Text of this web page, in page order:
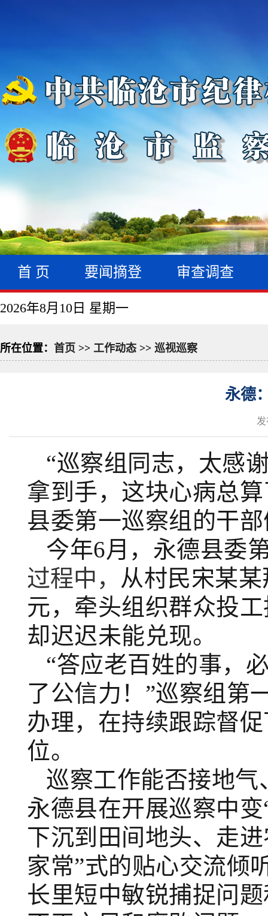
首 页 要闻摘登 审查调查
2026年8月10日 星期一
所在位置： 首页 >> 工作动态 >> 巡视巡察
永德
“巡察组同志，太感
拿到手，这块心病总
县委第一巡察组的干
今年6月 ， 永德县委
过程中， 从村民宋某某
元，牵头组织群众投
却迟迟未能兑现。
“答应老百姓的事，
了公信力！”巡察组第
办理，在持续跟踪督
位。
巡察工作能否接地
永德县在开展巡察中变
下沉到 田间地头、走
家常”式的贴心交流倾
长里短中敏锐捕捉问题